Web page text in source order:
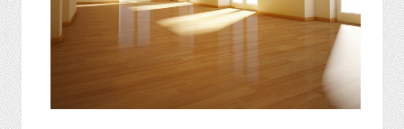
و
پتروشیمی
و
خودرو